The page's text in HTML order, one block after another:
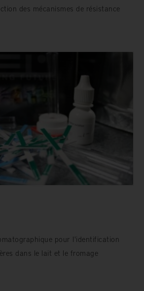
des mécanismes de résistance
pour l'identification
dans le lait et le fromage